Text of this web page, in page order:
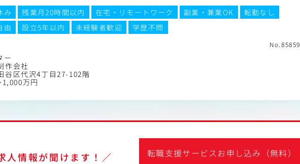
ポートフォリオのつくり方
面接対策
しゅふクリ･ママクリ転職
年収アップ転職
み 残業月20時間以内 在宅・リモートワーク 副業・兼業OK
転勤なし
由 設立5年以内 未経験者歓迎 学歴不問
No.85859
ー
作会社
谷区代沢4丁目27-102階
万円
人情報が聞けます！／ 転職支援サービスお申し込み（無料）